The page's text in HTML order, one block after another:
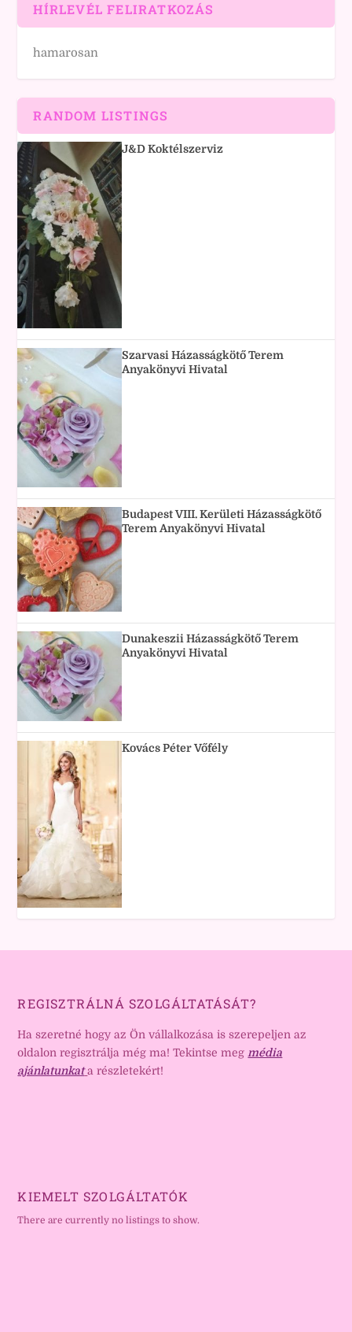
HÍRLEVÉL FELIRATKOZÁS
hamarosan
RANDOM LISTINGS
J&D Koktélszerviz
Szarvasi Házasságkötő Terem
Anyakönyvi Hivatal
Budapest VIII. Kerületi Házasságkötő
Terem Anyakönyvi Hivatal
Dunakeszii Házasságkötő Terem
Anyakönyvi Hivatal
Kovács Péter Vőfély
REGISZTRÁLNÁ SZOLGÁLTATÁSÁT?
Ha szeretné hogy az Ön vállalkozása is szerepeljen az
oldalon regisztrálja még ma! Tekintse megmédia
ajánlatunkat a részletekért!
KIEMELT SZOLGÁLTATÓK
There are currently no listings to show.